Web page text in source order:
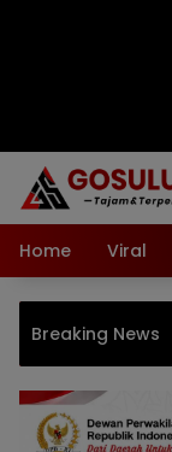
Home Viral
Breaking News
Mikson Yapanto
Rusli Habibie,
Fuel Terminal